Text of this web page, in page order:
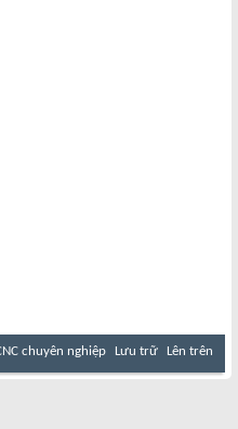
chuyên nghiệp Lưu trữ Lên trên